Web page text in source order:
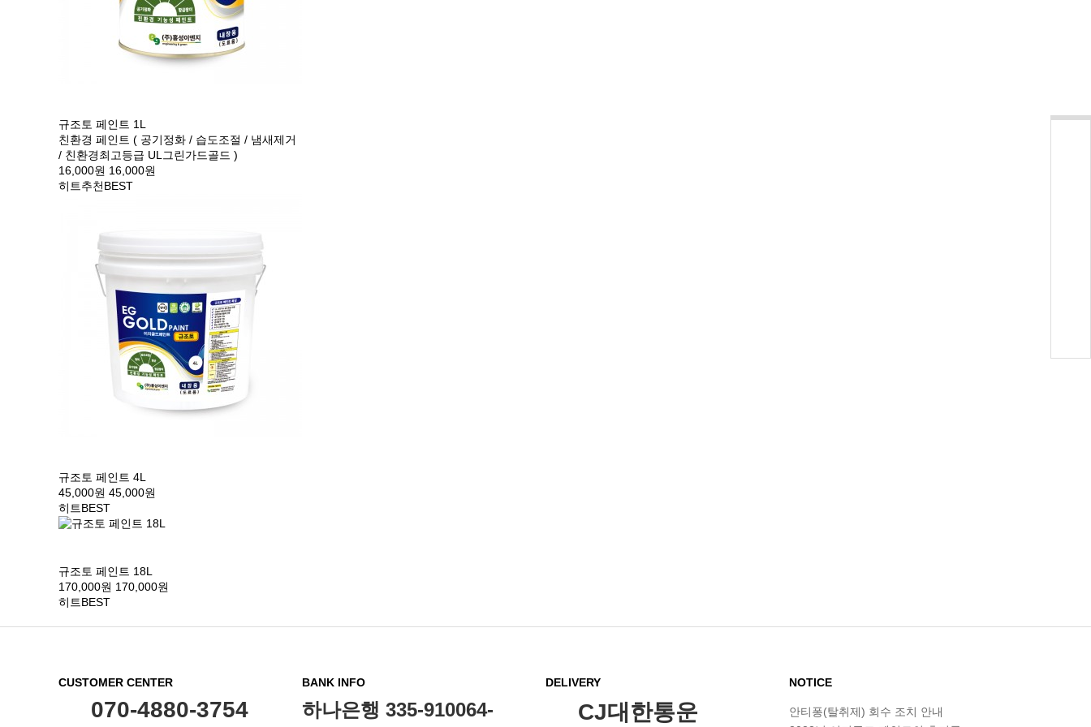
규조토 페인트 1L
친환경 페인트 ( 공기정화 / 습도조절 / 냄새제거
/ 친환경최고등급 UL그린가드골드 )
16,000원 16,000원
히트추천BEST
규조토 페인트 4L
45,000원 45,000원
히트BEST
규조토 페인트 18L
170,000원 170,000원
히트BEST
CUSTOMER CENTER
070-4880-3754
BANK INFO
하나은행 335-910064-
DELIVERY
CJ대한통운
NOTICE
안티퐁(탈취제) 회수 조치 안내